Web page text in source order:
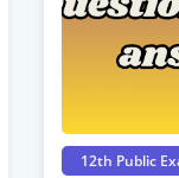
12th Public